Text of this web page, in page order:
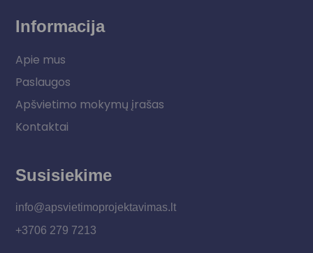
Informacija
Apie mus
Paslaugos
Apšvietimo mokymų įrašas
Kontaktai
Susisiekime
info@apsvietimoprojektavimas.lt
+3706 279 7213